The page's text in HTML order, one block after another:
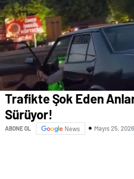
Trafikte Şok Eden
Sürüyor!
ABONE OL News Mayıs 25,